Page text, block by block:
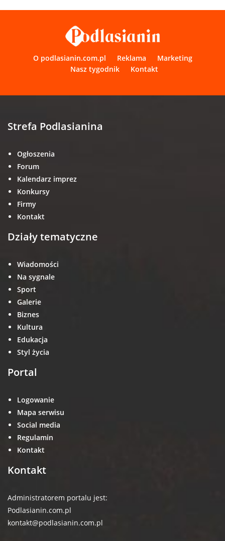
O podlasianin.com.pl Reklama
Marketing
Nasz tygodnik
Kontakt
Strefa Podlasianina
Ogłoszenia
Forum
Kalendarz imprez
Konkursy
Firmy
Kontakt
Działy tematyczne
Wiadomości
Na sygnale
Sport
Galerie
Biznes
Kultura
Edukacja
Styl życia
Portal
Logowanie
Mapa serwisu
Social media
Regulamin
Kontakt
Kontakt
Administratorem portalu jest:
Podlasianin.com.pl
kontakt@podlasianin.com.pl